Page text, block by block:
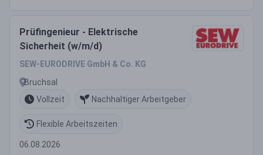
Prüfingenieur - Elektrische
Sicherheit (w/m/d)
SEW-EURODRIVE GmbH & Co. KG
Bruchsal
Vollzeit
Nachhaltiger Arbeitgeber
Flexible Arbeitszeiten
06.08.2026